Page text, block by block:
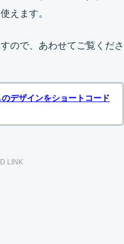
えます。
ので、あわせてご覧くださ
デザインをショートコード
LINK